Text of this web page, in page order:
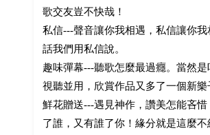
歌交友豈不快哉！
私信---聲音讓你我相遇，私信讓你我
話我們用私信說。
趣味彈幕---聽歌怎麼最過癮。當然是
視聽並用，欣賞作品又多了一個新樂
鮮花贈送---遇見神作，讚美怎能吝惜
了誰，又有誰了你！緣分就是這麼不